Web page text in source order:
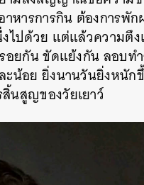
หารการกิน ต้องการพั
ไปด้วย แต่แล้วความตึ
อยกันขัดแย้งกันลอบท
ะน้อย ยิ่งนานวันยิ่งหนัก
นสูญของวัยเยาว์
SHARE TWEET